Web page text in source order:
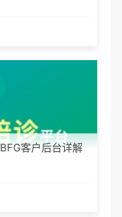
客户后台详解